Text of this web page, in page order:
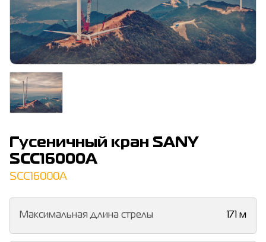
Гусеничный кран SANY
SCC16000A
SCC16000A
Максимальная длина стрелы 171 м